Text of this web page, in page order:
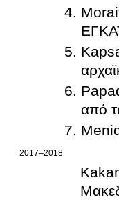
από
2017–2018